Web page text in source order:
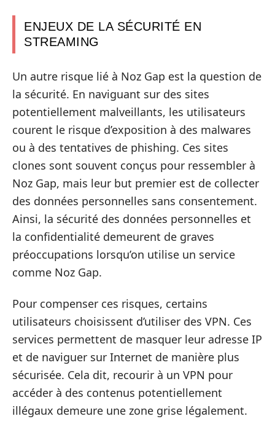
ENJEUX DE LA SÉCURITÉ EN
STREAMING
Un autre risque lié à Noz Gap est la question de
la sécurité. En naviguant sur des sites
potentiellement malveillants, les utilisateurs
courent le risque d’exposition à des malwares
ou à des tentatives de phishing. Ces sites
clones sont souvent conçus pour ressembler à
Noz Gap, mais leur but premier est de collecter
des données personnelles sans consentement.
Ainsi, la sécurité des données personnelles et
la confidentialité demeurent de graves
préoccupations lorsqu’on utilise un service
comme Noz Gap.
Pour compenser ces risques, certains
utilisateurs choisissent d’utiliser des VPN. Ces
services permettent de masquer leur adresse IP
et de naviguer sur Internet de manière plus
sécurisée. Cela dit, recourir à un VPN pour
accéder à des contenus potentiellement
illégaux demeure une zone grise légalement.